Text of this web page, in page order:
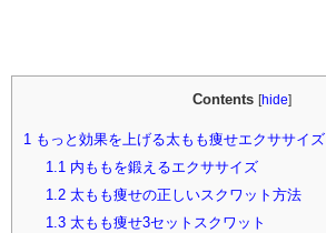
Contents [hide]
1 もっと効果を上げる太もも痩せエクササイズ
1.1内ももを鍛えるエクササイズ
1.2太もも痩せの正しいスクワット方法
1.3太もも痩せ3セットスクワット